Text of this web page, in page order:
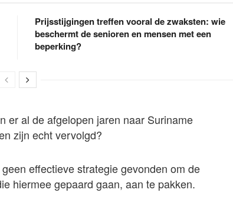
Prijsstijgingen treffen vooral de zwaksten: wie
beschermt de senioren en mensen met een
beperking?
er al de afgelopen jaren naar Suriname
zijn echt vervolgd?
effectieve strategie gevonden om de
hiermee gepaard gaan, aan te pakken.